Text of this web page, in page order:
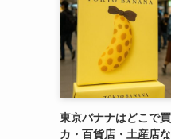
東京バナナはどこで
カ・百貨店・土産店